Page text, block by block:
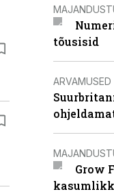
tõusisid
ARVAMUSED
Grow